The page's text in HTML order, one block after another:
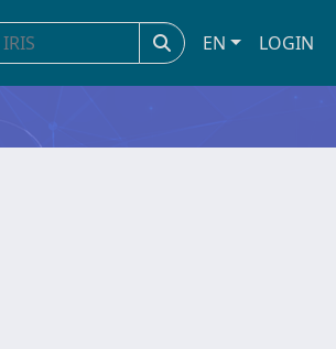
EN LOGIN